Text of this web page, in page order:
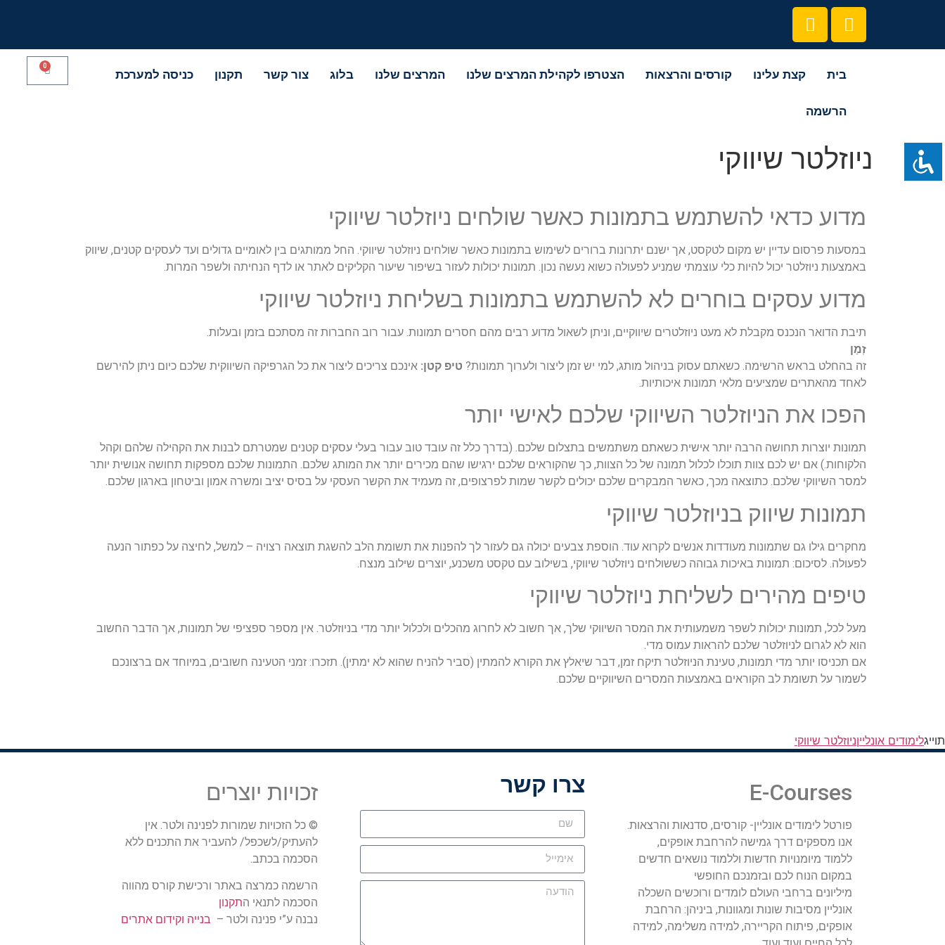
בית קצת עלינו קורסים והרצאות הצטרפו לקהילת המרצים שלנו המרצים שלנו בלוג צור קשר תקנון כניסה למערכת
הרשמה
0
ניוזלטר שיווקי
מדוע כדאי להשתמש בתמונות כאשר שולחים ניוזלטר שיווקי
במסעות פרסום עדיין יש מקום לטקסט, אך ישנם יתרונות ברורים לשימוש בתמונות כאשר שולחים ניוזלטר שיווקי. החל ממותגים בין לאומיים גדולים ועד לעסקים קטנים, שיווק
באמצעות ניוזלטר יכול להיות כלי עוצמתי שמניע לפעולה כשוא נעשה נכון. תמונות יכולות לעזור בשיפור שיעור הקליקים לאתר או לדף הנחיתה ולשפר המרות.
מדוע עסקים בוחרים לא להשתמש בתמונות בשליחת ניוזלטר שיווקי
תיבת הדואר הנכנס מקבלת לא מעט ניוזלטרים שיווקיים, וניתן לשאול מדוע רבים מהם חסרים תמונות. עבור רוב החברות זה מסתכם בזמן ובעלות.
זְמַן
זה בהחלט בראש הרשימה. כשאתם עסוק בניהול מותג, למי יש זמן ליצור ולערוך תמונות? טיפ קטן: אינכם צריכים ליצור את כל הגרפיקה השיווקית שלכם כיום ניתן להירשם
לאחד מהאתרים שמציעים מלאי תמונות איכותיות.
הפכו את הניוזלטר השיווקי שלכם לאישי יותר
תמונות יוצרות תחושה הרבה יותר אישית כשאתם משתמשים בתצלום שלכם. (בדרך כלל זה עובד טוב עבור בעלי עסקים קטנים שמטרתם לבנות את הקהילה שלהם וקהל
הלקוחות.) אם יש לכם צוות תוכלו לכלול תמונה של כל הצוות, כך שהקוראים שלכם ירגישו שהם מכירים יותר את המותג שלכם. התמונות שלכם מספקות תחושה אנושית יותר
למסר השיווקי שלכם. כתוצאה מכך, כאשר המבקרים שלכם יכולים לקשר שמות לפרצופים, זה מעמיד את הקשר העסקי על בסיס יציב ומשרה אמון וביטחון בארגון שלכם.
תמונות שיווק בניוזלטר שיווקי
מחקרים גילו גם שתמונות מעודדות אנשים לקרוא עוד. הוספת צבעים יכולה גם לעזור לך להפנות את תשומת הלב להשגת תוצאה רצויה – למשל, לחיצה על כפתור הנעה
לפעולה. לסיכום: תמונות באיכות גבוהה כששולחים ניוזלטר שיווקי, בשילוב עם טקסט משכנע, יוצרים שילוב מנצח.
טיפים מהירים לשליחת ניוזלטר שיווקי
מעל לכל, תמונות יכולות לשפר משמעותית את המסר השיווקי שלך, אך חשוב לא לחרוג מהכלים ולכלול יותר מדי בניוזלטר. אין מספר ספציפי של תמונות, אך הדבר החשוב
הוא לא לגרום לניוזלטר שלכם להראות עמוס מדי.
אם תכניסו יותר מדי תמונות, טעינת הניוזלטר תיקח זמן, דבר שיאלץ את הקורא להמתין (סביר להניח שהוא לא ימתין). תזכרו: זמני הטעינה חשובים, במיוחד אם ברצונכם
לשמור על תשומת לב הקוראים באמצעות המסרים השיווקיים שלכם.
תוייגלימודים אונלייןניוזלטר שיווקי
E-Courses
פורטל לימודים אונליין- קורסים, סדנאות והרצאות.
אנו מספקים דרך גמישה להרחבת אופקים,
ללמוד מיומנויות חדשות וללמוד נושאים חדשים
במקום הנוח לכם ובזמנכם החופשי
מיליונים ברחבי העולם לומדים ורוכשים השכלה
אונליין מסיבות שונות ומגוונות, ביניהן: הרחבת
אופקים, פיתוח הקריירה, למידה משלימה, למידה
צרו קשר זכויות יוצרים
© כל הזכויות שמורות לפנינה ולטר. אין
להעתיק/לשכפל/ להעביר את התכנים ללא
הסכמה בכתב.
הרשמה כמרצה באתר ורכישת קורס מהווה
הסכמה לתנאי התקנון
נבנה ע”י פנינה ולטר – בנייה וקידום אתרים